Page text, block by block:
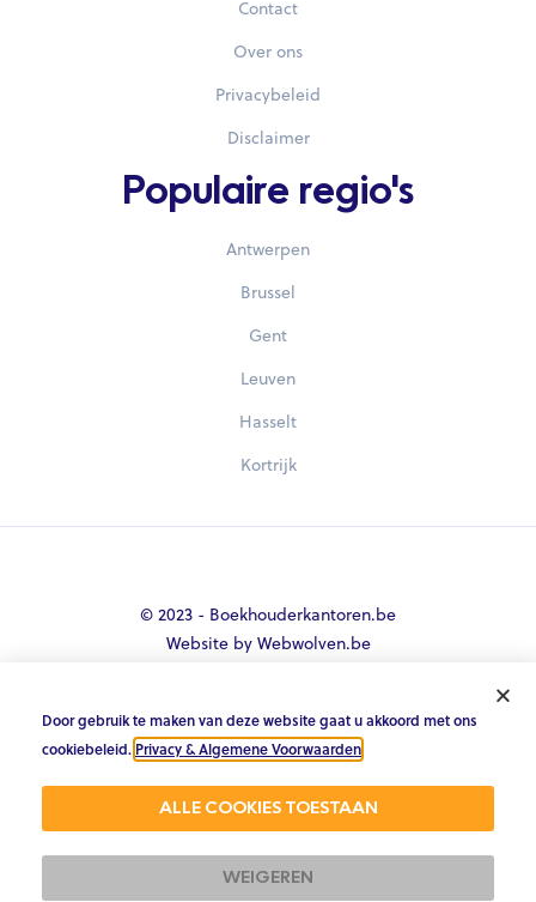
Contact
Over ons
Privacybeleid
Disclaimer
Populaire regio's
Antwerpen
Brussel
Gent
Leuven
Hasselt
Kortrijk
© 2023 - Boekhouderkantoren.be
Website by Webwolven.be
 
Gemiddelde klantbeoordeling
4.8/5 op Trustpilot & 4.9/5 op google
Door gebruik te maken van deze website gaat u akkoord met ons
cookiebeleid. Privacy & Algemene Voorwaarden
ALLE COOKIES TOESTAAN
WEIGEREN